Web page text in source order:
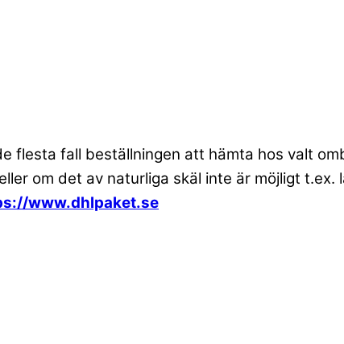
flesta fall beställningen att hämta hos valt
om det av naturliga skäl inte är möjligt
www.dhlpaket.se